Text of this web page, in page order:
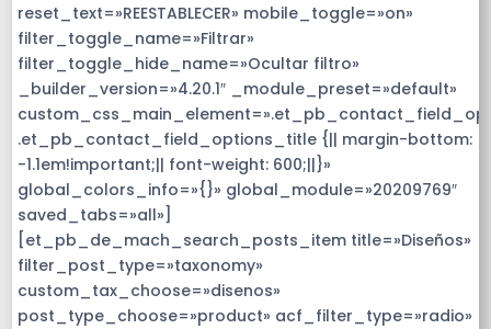
reset_text=»REESTABLECER» mobile_toggle=»on»
filter_toggle_name=»Filtrar»
filter_toggle_hide_name=»Ocultar filtro»
_builder_version=»4.20.1″ _module_preset=»default»
.et_pb_contact_field_options_title {|| margin-bottom:
-1.1em!important;|| font-weight: 600;||}»
global_colors_info=»{}» global_module=»20209769″
saved_tabs=»all»]
[et_pb_de_mach_search_posts_item title=»Diseños»
filter_post_type=»taxonomy»
custom_tax_choose=»disenos»
post_type_choose=»product» acf_filter_type=»radio»